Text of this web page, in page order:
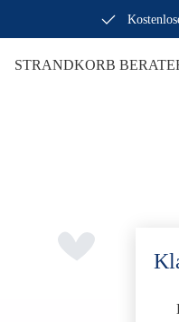
STRANDKORB